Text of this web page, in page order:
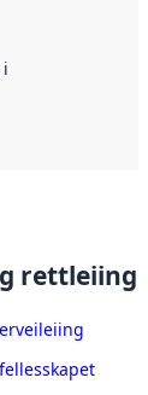
i
rettleiing